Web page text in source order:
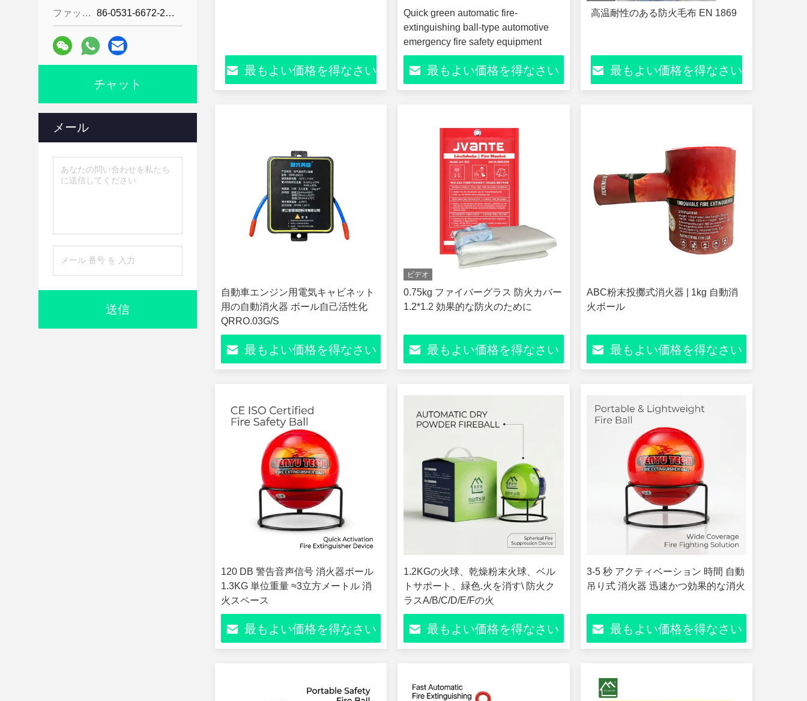
ファックス: 86-0531-6672-2545
チャット
メール
送信
最もよい価格を得なさい
Quick green automatic fire-
extinguishing ball-type automotive
emergency fire safety equipment
最もよい価格を得なさい
高温耐性のある防火毛布 EN 1869
最もよい価格を得なさい
自動車エンジン用電気キャビネット
用の自動消火器 ボール自己活性化
QRRO.03G/S
最もよい価格を得なさい
ビデオ
0.75kg ファイバーグラス 防火カバー
1.2*1.2 効果的な防火のために
最もよい価格を得なさい
ABC粉末投擲式消火器 | 1kg 自動消
火ボール
最もよい価格を得なさい
120 DB 警告音声信号 消火器ボール
1.3KG 単位重量 ≈3立方メートル 消
火スペース
最もよい価格を得なさい
1.2KGの火球、乾燥粉末火球、ベル
トサポート、緑色.火を消す\ 防火ク
ラスA/B/C/D/E/Fの火
最もよい価格を得なさい
3-5 秒 アクティベーション 時間 自動
吊り式 消火器 迅速かつ効果的な消火
最もよい価格を得なさい